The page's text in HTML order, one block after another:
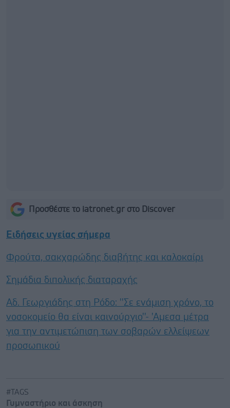
Προσθέστε το iatronet.gr στο Discover
Ειδήσεις υγείας σήμερα
Φρούτα, σακχαρώδης διαβήτης και καλοκαίρι
Σημάδια διπολικής διαταραχής
Αδ. Γεωργιάδης στη Ρόδο: ''Σε ενάμιση χρόνο, το
νοσοκομείο θα είναι καινούργιο''- 'Αμεσα μέτρα
για την αντιμετώπιση των σοβαρών ελλείψεων
προσωπικού
#TAGS
Γυμναστήριο και άσκηση